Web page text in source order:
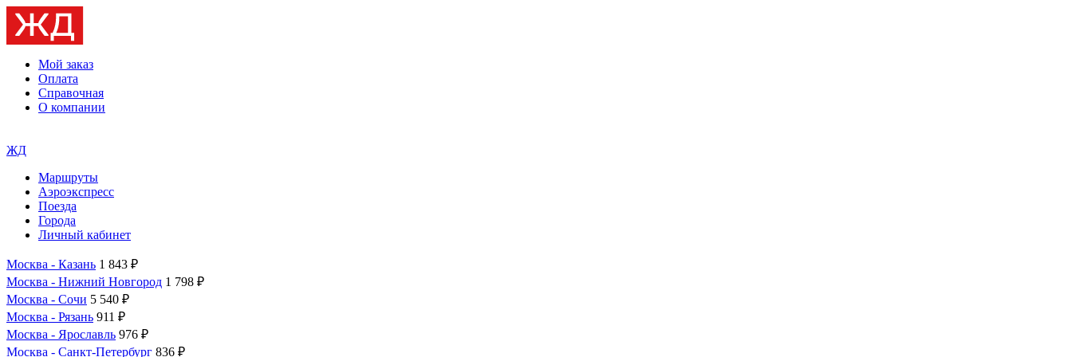
Мой заказ
Оплата
Справочная
О компании
ЖД
Маршруты
Аэроэкспресс
Поезда
Города
Личный кабинет
Москва - Казань 1 843 ₽
Москва - Нижний Новгород 1 798 ₽
Москва - Сочи 5 540 ₽
Москва - Рязань 911 ₽
Москва - Ярославль 976 ₽
Москва - Санкт-Петербург 836 ₽